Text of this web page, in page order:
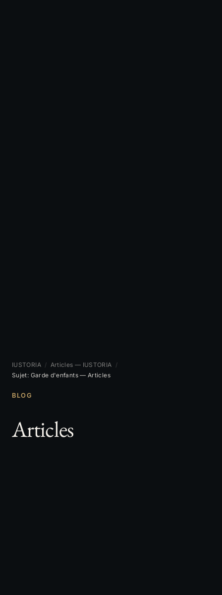
IUSTORIA / Articles — IUSTORIA /
Sujet: Garde d'enfants — Articles
BLOG
Articles